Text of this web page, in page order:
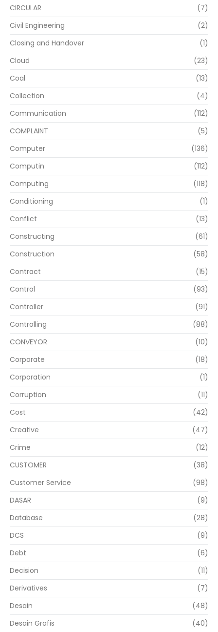
CIRCULAR
(7)
Civil Engineering
(2)
Closing and Handover
(1)
Cloud
(23)
Coal
(13)
Collection
(4)
Communication
(112)
COMPLAINT
(5)
Computer
(136)
Computin
(112)
Computing
(118)
Conditioning
(1)
Conflict
(13)
Constructing
(61)
Construction
(58)
Contract
(15)
Control
(93)
Controller
(91)
Controlling
(88)
CONVEYOR
(10)
Corporate
(18)
Corporation
(1)
Corruption
(11)
Cost
(42)
Creative
(47)
Crime
(12)
CUSTOMER
(38)
Customer Service
(98)
DASAR
(9)
Database
(28)
DCS
(9)
Debt
(6)
Decision
(11)
Derivatives
(7)
Desain
(48)
Desain Grafis
(40)